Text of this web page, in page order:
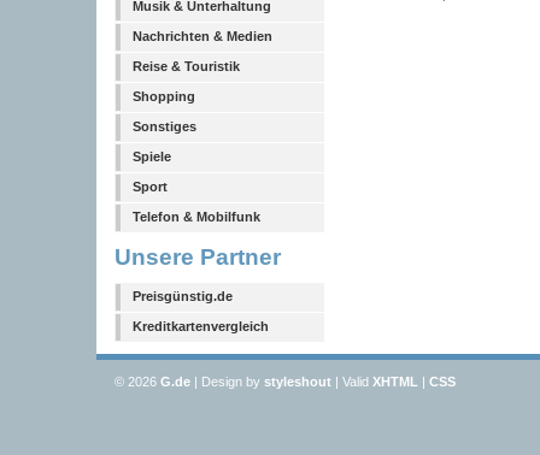
Musik & Unterhaltung
Nachrichten & Medien
Reise & Touristik
Shopping
Sonstiges
Spiele
Sport
Telefon & Mobilfunk
Unsere Partner
Preisgünstig.de
Kreditkartenvergleich
© 2026 G.de | Design by styleshout | Valid XHTML | CSS